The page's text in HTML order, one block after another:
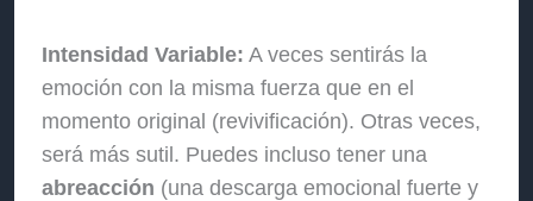
Intensidad Variable: A veces sentirás la
emoción con la misma fuerza que en el
momento original (revivificación). Otras veces,
será más sutil. Puedes incluso tener una
abreacción (una descarga emocional fuerte y